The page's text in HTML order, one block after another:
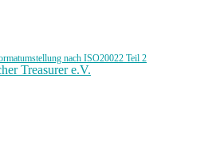
nach ISO20022 Teil 2
Treasurer e.V.